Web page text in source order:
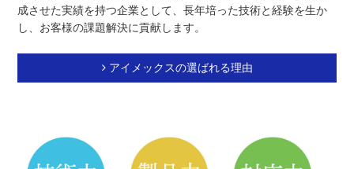
成させた実績を持つ企業として、長年培った技術と経験を生か
し、お客様の課題解決に貢献します。
アイメックスの選ばれる理由